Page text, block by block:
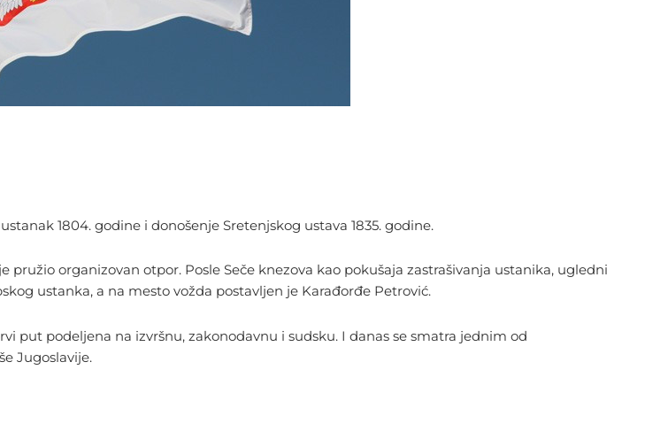
1804. godine i donošenje Sretenjskog ustava 1835. godine.
organizovan otpor. Posle Seče knezova kao pokušaja zastrašivanja ustanika, ugledni
ustanka, a na mesto vožda postavljen je Karađorđe Petrović.
put podeljena na izvršnu, zakonodavnu i sudsku. I danas se smatra jednim od
Jugoslavije.